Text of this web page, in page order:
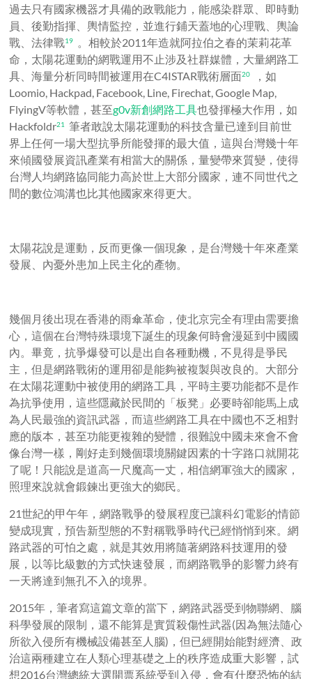
過去只有國家機器才具備的政戰能力，能感染群眾、即時動
員、後勤指揮、輿情監控，並進行鋪天蓋地的心理戰、輿論
戰、法律戰19
。相較於2011年造就阿拉伯之春的茉莉花革
命，太陽花運動的網戰運用不止涉及社群媒體，大量網路工
具、海量分析同時間被運用在C4ISTAR戰術層面20
，如
Loomio, Hackpad, Facebook, Line, Firechat, Google Map,
FlyingV等軟體，甚至g0v新創網路工具也發揮極大作用，如
Hackfoldr21
筆者敢說太陽花運動的科技含量已達到目前世
界上任何一場大型抗爭所能發揮的最大值，這與台灣幾十年
來傾國發展資訊產業有相當大的關係，量變帶來質變，使得
台灣人均網路協同能力高於世上大部分國家，連不同世代之
間的數位鴻溝也比其他國家來得更大。
太陽花說是運動，反而更像一個現象，是台灣幾十年來產業
發展、內憂外患加上民主化的產物。
幾個月後出現在香港的雨傘革命，使北京完全有理由需要擔
心，這個在台灣特殊環境下誕生的現象何時會漫延到中國國
內。畢竟，抗爭爆發可以是出自各種動機，不見得是爭民
主，但是網路戰術的運用卻是能夠被複製與改良的。大部分
在太陽花運動中被使用的網路工具，平時主要功能都不是作
為抗爭使用，這些隱藏於民間的「板凳」必要時卻能馬上成
為人民最強的資訊武器，而這些網路工具在中國也不乏相對
應的版本，甚至功能更複雜的變體，很難說中國未來會不會
像台灣一樣，剛好走到幾個環境關鍵因素的十字路口就開花
了呢！只能說是道高一尺魔高一丈，相信網軍強大的國家，
照理來說就會鍛鍊出更強大的鄉民。
21世紀的甲午年，網路戰爭的發展程度已讓科幻電影的情節
變成現實，預告新型態的不對稱戰爭時代已經悄悄到來。網
路武器的可怕之處，就是其效用將隨著網路科技運用的發
展，以等比級數的方式快速發展，而網路戰爭的影響力終有
一天將達到無孔不入的境界。
2015年，筆者寫這篇文章的當下，網路武器受到物聯網、腦
科學發展的限制，還不能算是實質殺傷性武器(因為無法隨心
所欲入侵所有機械設備甚至人腦)，但已經開始能對經濟、政
治這兩種建立在人類心理基礎之上的秩序造成重大影響，試
想2016台灣總統大選開票系統受到入侵，會有什麼恐怖的結